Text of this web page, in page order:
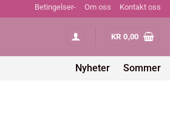
Betingelser- Om oss Kontakt oss
KR 0,00
Nyheter Sommer